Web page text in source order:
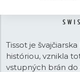
Tissot je
históriou, vznikla
vstupných brán do